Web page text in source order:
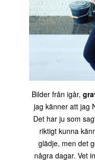
Bilder från igår,
jag känner att jag
Det har ju som
riktigt kunna
glädje, men det
några dagar. Vet